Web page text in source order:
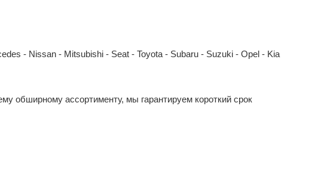
- Nissan - Mitsubishi - Seat - Toyota - Subaru - Suzuki - Opel - Kia
обширному ассортименту, мы гарантируем короткий срок